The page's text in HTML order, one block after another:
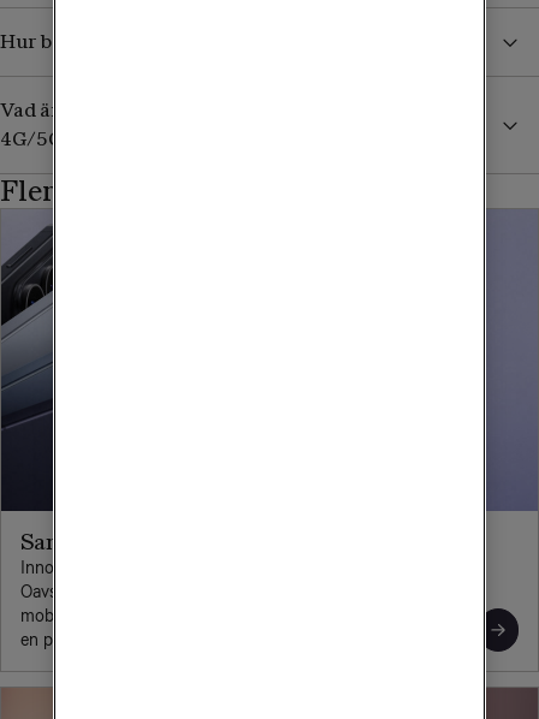
Hur beställer jag ett extra datakort till min surfplatta?
Vad är det för skillnad på surfplattor med wifi eller
4G/5G?
Fler produkter från Samsung
Samsung Galaxy-mobiler
Innovation, styrka och bredd. Samsung har något för alla.
Oavsett prisklass du väljer kan du vara säker på att du får en
mobil med många smarta funktioner. Det självklara valet för
en pålitlig mobil.